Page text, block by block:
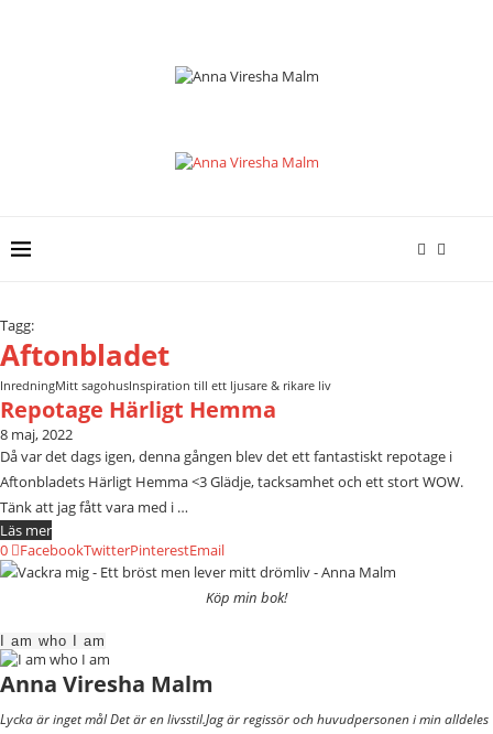
Tagg:
Aftonbladet
InredningMitt sagohusInspiration till ett ljusare & rikare liv
Repotage Härligt Hemma
8 maj, 2022
Då var det dags igen, denna gången blev det ett fantastiskt repotage i
Aftonbladets Härligt Hemma <3 Glädje, tacksamhet och ett stort WOW.
Tänk att jag fått vara med i …
Läs mer
0
FacebookTwitterPinterestEmail
Köp min bok!
I am who I am
Anna Viresha Malm
Lycka är inget mål Det är en livsstil.Jag är regissör och huvudpersonen i min alldeles